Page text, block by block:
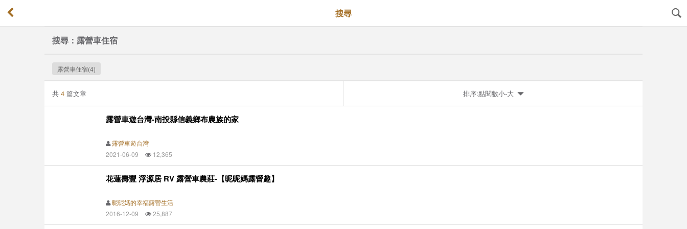
搜尋
搜尋：露營車住宿
露營車住宿(4)
共 4 篇文章 排序:點閱數小-大
露營車遊台灣-南投縣信義鄉布農族的家
露營車遊台灣
2021-06-09
12,365
花蓮壽豐 浮源居 RV 露營車農莊-【昵昵媽露營趣】
昵昵媽的幸福露營生活
2016-12-09
25,887